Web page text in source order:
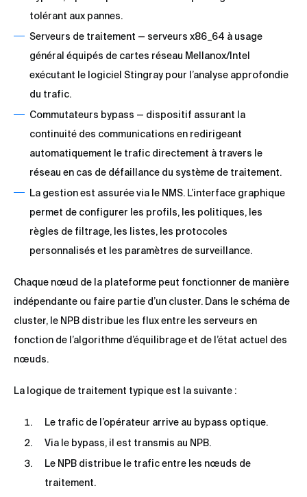
tolérant aux pannes.
Serveurs de traitement — serveurs x86_64 à usage
général équipés de cartes réseau Mellanox/Intel
exécutant le logiciel Stingray pour l’analyse approfondie
du trafic.
Commutateurs bypass — dispositif assurant la
continuité des communications en redirigeant
automatiquement le trafic directement à travers le
réseau en cas de défaillance du système de traitement.
La gestion est assurée via le NMS. L’interface graphique
permet de configurer les profils, les politiques, les
règles de filtrage, les listes, les protocoles
personnalisés et les paramètres de surveillance.
Chaque nœud de la plateforme peut fonctionner de manière
indépendante ou faire partie d’un cluster. Dans le schéma de
cluster, le NPB distribue les flux entre les serveurs en
fonction de l’algorithme d’équilibrage et de l’état actuel des
nœuds.
La logique de traitement typique est la suivante :
Le trafic de l’opérateur arrive au bypass optique.
Via le bypass, il est transmis au NPB.
Le NPB distribue le trafic entre les nœuds de
traitement.